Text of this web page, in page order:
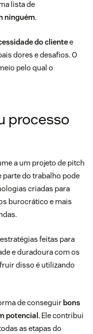
lista de
ninguém.
do clientee
dores e desafios. O
pelo qual o
processo
a um projeto de pitch
parte do trabalho pode
criadas para
burocrático e mais
.
feitas para
e duradoura com os
disso é utilizando
de conseguir bons
potencial . Ele contribui
as etapas do